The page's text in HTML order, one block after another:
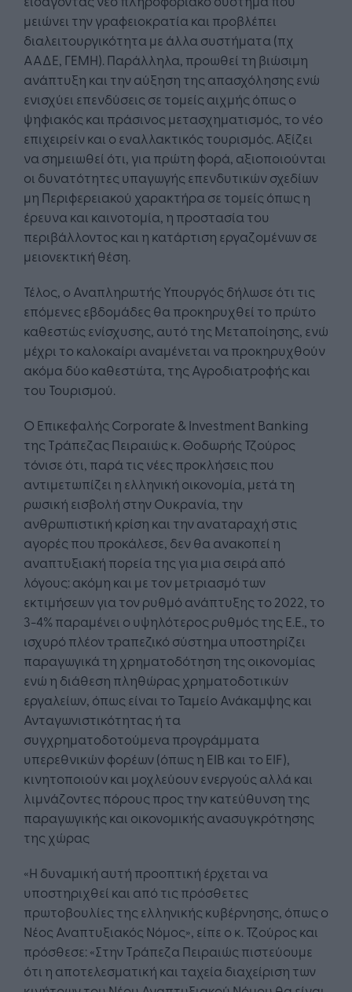
μειώνει την γραφειοκρατία και προβλέπει
διαλειτουργικότητα με άλλα συστήματα (πχ
ΑΑΔΕ, ΓΕΜΗ). Παράλληλα, προωθεί τη βιώσιμη
ανάπτυξη και την αύξηση της απασχόλησης ενώ
ενισχύει επενδύσεις σε τομείς αιχμής όπως ο
ψηφιακός και πράσινος μετασχηματισμός, το νέο
επιχειρείν και ο εναλλακτικός τουρισμός. Αξίζει
να σημειωθεί ότι, για πρώτη φορά, αξιοποιούνται
οι δυνατότητες υπαγωγής επενδυτικών σχεδίων
μη Περιφερειακού χαρακτήρα σε τομείς όπως η
έρευνα και καινοτομία, η προστασία του
περιβάλλοντος και η κατάρτιση εργαζομένων σε
μειονεκτική θέση.
Τέλος, ο Αναπληρωτής Υπουργός δήλωσε ότι τις
επόμενες εβδομάδες θα προκηρυχθεί το πρώτο
καθεστώς ενίσχυσης, αυτό της Μεταποίησης, ενώ
μέχρι το καλοκαίρι αναμένεται να προκηρυχθούν
ακόμα δύο καθεστώτα, της Αγροδιατροφής και
του Τουρισμού.
Ο Επικεφαλής Corporate & Investment Banking
της Τράπεζας Πειραιώς κ. Θοδωρής Τζούρος
τόνισε ότι, παρά τις νέες προκλήσεις που
αντιμετωπίζει η ελληνική οικονομία, μετά τη
ρωσική εισβολή στην Ουκρανία, την
ανθρωπιστική κρίση και την αναταραχή στις
αγορές που προκάλεσε, δεν θα ανακοπεί η
αναπτυξιακή πορεία της για μια σειρά από
λόγους: ακόμη και με τον μετριασμό των
εκτιμήσεων για τον ρυθμό ανάπτυξης το 2022, το
3-4% παραμένει ο υψηλότερος ρυθμός της Ε.Ε., το
ισχυρό πλέον τραπεζικό σύστημα υποστηρίζει
παραγωγικά τη χρηματοδότηση της οικονομίας
ενώ η διάθεση πληθώρας χρηματοδοτικών
εργαλείων, όπως είναι το Ταμείο Ανάκαμψης και
Ανταγωνιστικότητας ή τα
συγχρηματοδοτούμενα προγράμματα
υπερεθνικών φορέων (όπως η EIB και το EIF),
κινητοποιούν και μοχλεύουν ενεργούς αλλά και
λιμνάζοντες πόρους προς την κατεύθυνση της
παραγωγικής και οικονομικής ανασυγκρότησης
της χώρας
«Η δυναμική αυτή προοπτική έρχεται να
υποστηριχθεί και από τις πρόσθετες
πρωτοβουλίες της ελληνικής κυβέρνησης, όπως ο
Νέος Αναπτυξιακός Νόμος», είπε ο κ. Τζούρος και
πρόσθεσε: «Στην Τράπεζα Πειραιώς πιστεύουμε
ότι η αποτελεσματική και ταχεία διαχείριση των